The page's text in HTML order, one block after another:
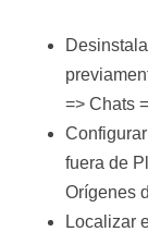
=> Chats
fuera de
Orígenes
Localizar